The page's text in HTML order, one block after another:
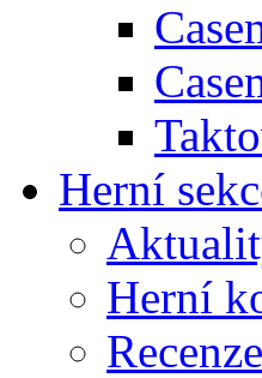
Herní
Herní